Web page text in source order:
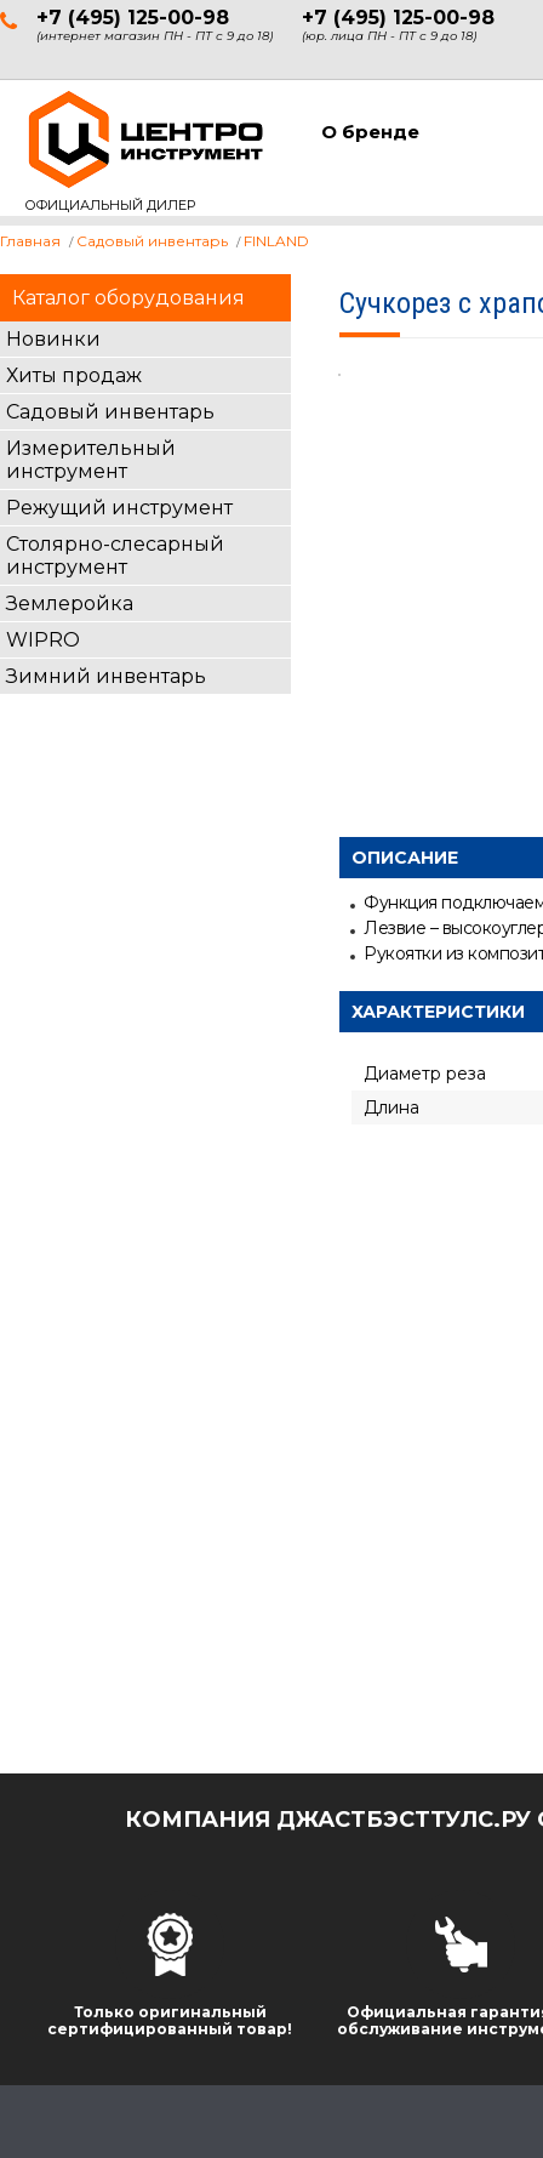
+7 (495) 125-00-98
(интернет магазин ПН - ПТ с 9 до 18)
+7 (495) 125-00-98
(юр. лица ПН - ПТ с 9 до 18)
ОФИЦИАЛЬНЫЙ ДИЛЕР
О бренде
Каталог оборудования
Новинки
Хиты продаж
Садовый инвентарь
Измерительный
инструмент
Режущий инструмент
Столярно-слесарный
инструмент
Землеройка
WIPRO
Зимний инвентарь
Главная Садовый инвентарь FINLAND
Сучкорез с
ОПИСАНИЕ
Функция
Лезвие –
Рукоятки из
ХАРАКТЕРИСТИКИ
Диаметр реза
Длина
КОМПАНИЯ
Только оригинальный
сертифицированный товар!
Официальная
обслуживание